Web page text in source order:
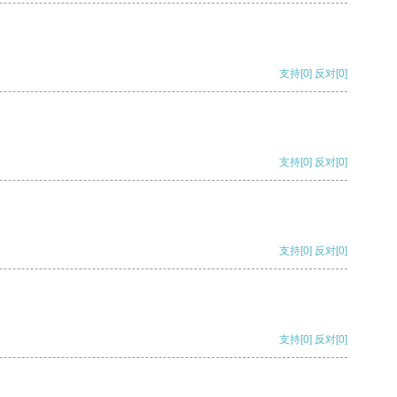
支持[0] 反对[0]
支持[0] 反对[0]
支持[0] 反对[0]
支持[0] 反对[0]